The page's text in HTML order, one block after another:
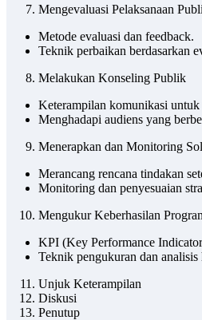
Mengevaluasi Pelaksanaan
Metode evaluasi dan feedback.
Teknik perbaikan berdasarkan
Melakukan Konseling Publik
Keterampilan komunikasi
Menghadapi audiens yang
Menerapkan dan Monitoring
Merancang rencana tindakan
Monitoring dan penyesuaian
Mengukur Keberhasilan
KPI (Key Performance
Teknik pengukuran dan analisis
Unjuk Keterampilan
Diskusi
Penutup